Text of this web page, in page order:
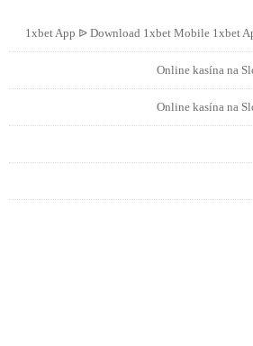
Online kasína na
Online kasína na